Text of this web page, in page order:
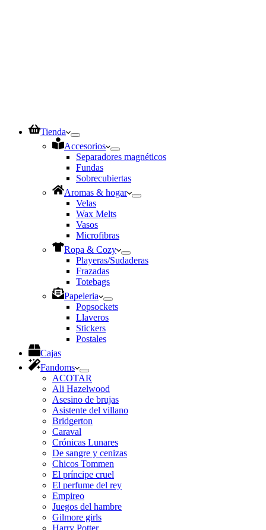
Tienda
Accesorios
Separadores magnéticos
Fundas
Sobrecubiertas
Aromas & hogar
Velas
Wax Melts
Vasos
Microfibras
Ropa & Cozy
Playeras/Sudaderas
Frazadas
Totebags
Papeleria
Popsockets
Llaveros
Stickers
Postales
Cajas
Fandoms
ACOTAR
Ali Hazelwood
Asesino de brujas
Asistente del villano
Bridgerton
Caraval
Crónicas Lunares
De sangre y cenizas
Chicos Tommen
El príncipe cruel
El perfume del rey
Empireo
Juegos del hambre
Gilmore girls
Harry Potter